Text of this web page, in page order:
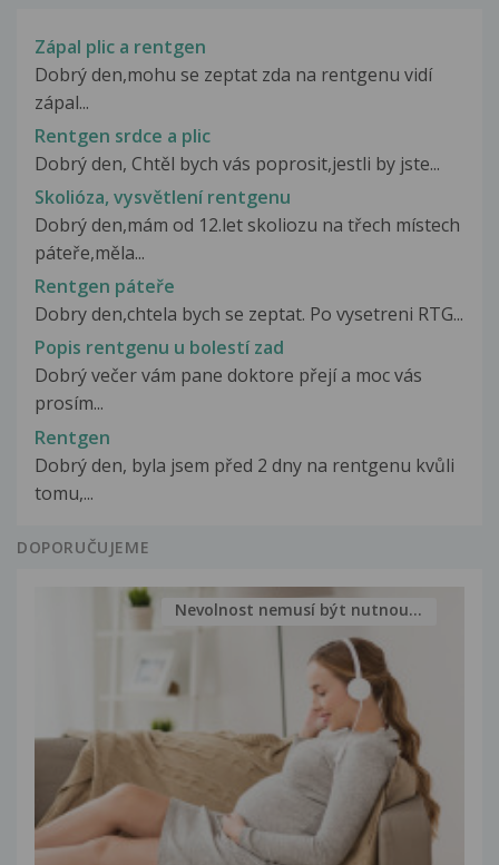
Zápal plic a rentgen
Dobrý den,mohu se zeptat zda na rentgenu vidí
zápal...
Rentgen srdce a plic
Dobrý den, Chtěl bych vás poprosit,jestli by jste...
Skolióza, vysvětlení rentgenu
Dobrý den,mám od 12.let skoliozu na třech místech
páteře,měla...
Rentgen páteře
Dobry den,chtela bych se zeptat. Po vysetreni RTG...
Popis rentgenu u bolestí zad
Dobrý večer vám pane doktore přejí a moc vás
prosím...
Rentgen
Dobrý den, byla jsem před 2 dny na rentgenu kvůli
tomu,...
DOPORUČUJEME
Nevolnost nemusí být nutnou...